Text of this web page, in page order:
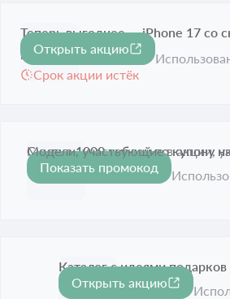
Теперь выгоднее — iPhone 17 со
разделе
Срок акции истёк
Открыть акцию
1 000 ₽
Скидка 1000 рублей по купону
Срок акции истёк
Модели, участвующие в акции,
Показать промокод
Каталог с идеями
Срок акции истёк
Открыть акцию